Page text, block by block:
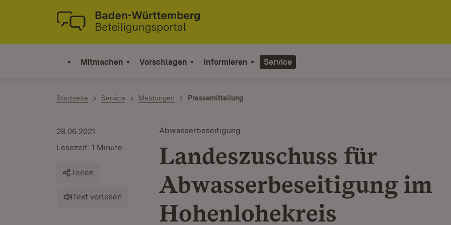
Zum Inhalt springen
Link zur Startseite
Mitmachen Vorschlagen Informieren Service
Startseite Service Meldungen Pressemitteilung
Abwasserbeseitigung
Landeszuschuss für
Abwasserbeseitigung im
Hohenlohekreis
28.06.2021
Lesezeit: 1 Minute
Teilen
Text vorlesen